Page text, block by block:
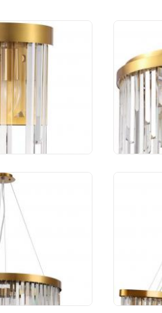
2113/
31
Venecia
40